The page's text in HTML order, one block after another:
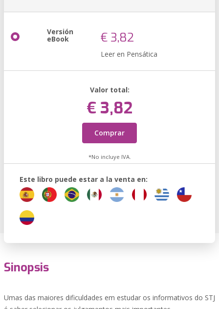
Versión
eBook € 3,82
Leer en Pensática
Valor total:
€ 3,82
Comprar
*No incluye IVA.
Este libro puede estar a la venta en:
Sinopsis
Umas das maiores dificuldades em estudar os informativos do STJ